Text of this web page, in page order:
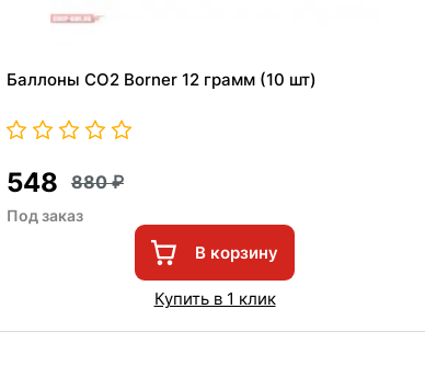
Баллоны СО2 Borner 12 грамм (10 шт)
548 880
Под заказ
В корзину
Купить в 1 клик